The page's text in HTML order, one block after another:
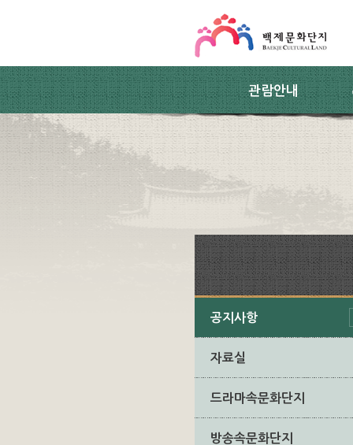
관람안내
공지사항
자료실
드라마속문화단지
방송속문화단지